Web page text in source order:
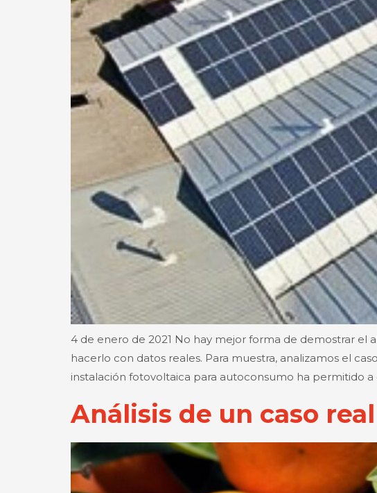
4 de enero de 2021 No hay mejor forma de demostrar
hacerlo con datos reales. Para muestra, analizamos el
instalación fotovoltaica para autoconsumo ha permitido a
Análisis de un caso